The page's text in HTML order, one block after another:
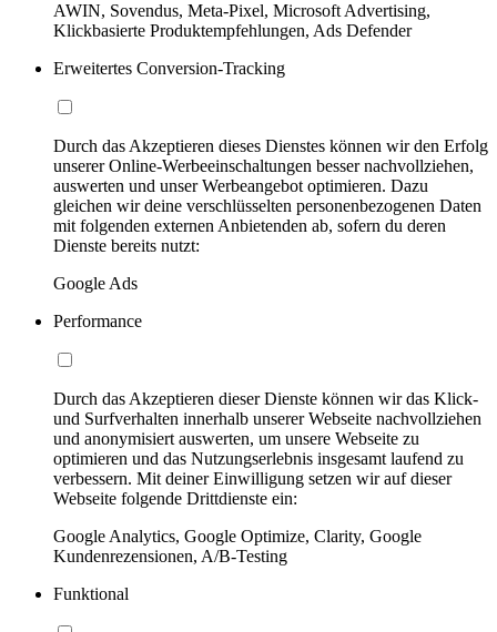
AWIN, Sovendus, Meta-Pixel, Microsoft Advertising,
Klickbasierte Produktempfehlungen, Ads Defender
Erweitertes Conversion-Tracking
Durch das Akzeptieren dieses Dienstes können wir den Erfolg
unserer Online-Werbeeinschaltungen besser nachvollziehen,
auswerten und unser Werbeangebot optimieren. Dazu
gleichen wir deine verschlüsselten personenbezogenen Daten
mit folgenden externen Anbietenden ab, sofern du deren
Dienste bereits nutzt:
Google Ads
Performance
Durch das Akzeptieren dieser Dienste können wir das Klick-
und Surfverhalten innerhalb unserer Webseite nachvollziehen
und anonymisiert auswerten, um unsere Webseite zu
optimieren und das Nutzungserlebnis insgesamt laufend zu
verbessern. Mit deiner Einwilligung setzen wir auf dieser
Webseite folgende Drittdienste ein:
Google Analytics, Google Optimize, Clarity, Google
Kundenrezensionen, A/B-Testing
Funktional